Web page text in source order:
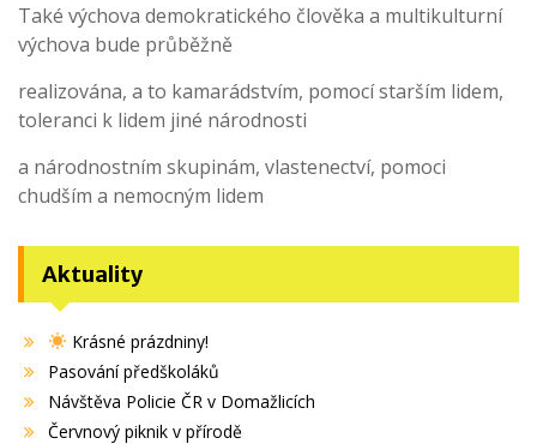
Také výchova demokratického člověka a multikulturní
výchova bude průběžně
realizována, a to kamarádstvím, pomocí starším lidem,
toleranci k lidem jiné národnosti
a národnostním skupinám, vlastenectví, pomoci
chudším a nemocným lidem
Aktuality
Krásné prázdniny!
Pasování předškoláků
Návštěva Policie ČR v Domažlicích
Červnový piknik v přírodě